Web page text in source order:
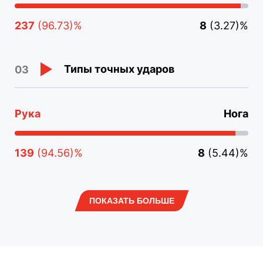
237 (96.73)% 8 (3.27)%
03 Типы точных ударов
Рука Нога
139 (94.56)% 8 (5.44)%
ПОКАЗАТЬ БОЛЬШЕ